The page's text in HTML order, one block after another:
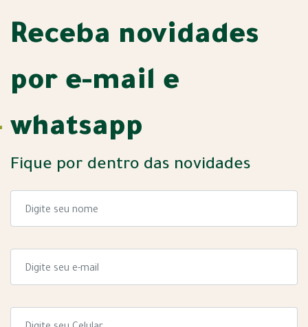
Receba novidades
por e-mail e
whatsapp
Fique por dentro das novidades